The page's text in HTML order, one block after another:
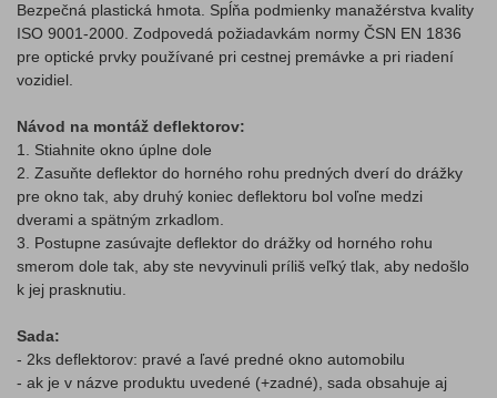
Bezpečná plastická hmota. Spĺňa podmienky manažérstva kvality
ISO 9001-2000. Zodpovedá požiadavkám normy ČSN EN 1836
pre optické prvky používané pri cestnej premávke a pri riadení
vozidiel.
Návod na montáž deflektorov:
1. Stiahnite okno úplne dole
2. Zasuňte deflektor do horného rohu predných dverí do drážky
pre okno tak, aby druhý koniec deflektoru bol voľne medzi
dverami a spätným zrkadlom.
3. Postupne zasúvajte deflektor do drážky od horného rohu
smerom dole tak, aby ste nevyvinuli príliš veľký tlak, aby nedošlo
k jej prasknutiu.
Sada:
- 2ks deflektorov: pravé a ľavé predné okno automobilu
- ak je v názve produktu uvedené (+zadné), sada obsahuje aj